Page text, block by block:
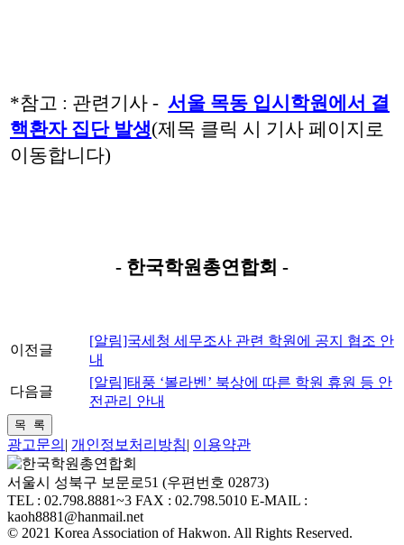
*참고 : 관련기사 - 서울 목동 입시학원에서 결
핵환자 집단 발생(제목 클릭 시 기사 페이지로
이동합니다)
- 한국학원총연합회 -
이전글
[알림]국세청 세무조사 관련 학원에 공지 협조 안
내
다음글
[알림]태풍 ‘볼라벤’ 북상에 따른 학원 휴원 등 안
전관리 안내
광고문의 | 개인정보처리방침| 이용약관
서울시 성북구 보문로51 (우편번호 02873)
TEL : 02.798.8881~3 FAX : 02.798.5010 E-MAIL :
kaoh8881@hanmail.net
© 2021 Korea Association of Hakwon. All Rights Reserved.